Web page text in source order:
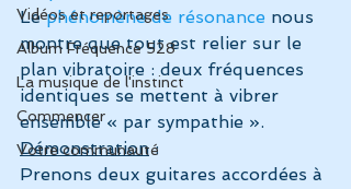
Vidéos et reportages
Album Fréquence 528
La musique de l'instinct
Commencer
Votre communauté
Le phénomène de résonance nous
montre que tout est relier sur le
plan vibratoire : deux fréquences
identiques se mettent à vibrer
ensemble « par sympathie ».
Démonstration :
Prenons deux guitares accordées à